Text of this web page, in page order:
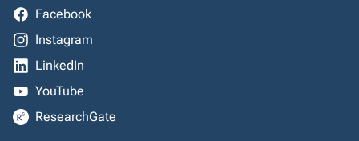
Facebook
Instagram
LinkedIn
YouTube
ResearchGate